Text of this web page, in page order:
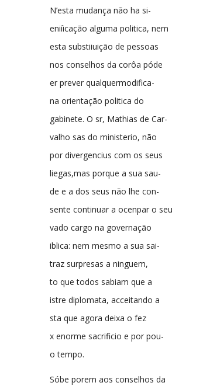
N’esta mudança não ha si-
eniíicação alguma politica, nem
esta substiiuição de pessoas
nos conselhos da corôa póde
er prever qualquermodifica-
na orientação politica do
gabinete. O sr, Mathias de Car-
valho sas do ministerio, não
por divergencius com os seus
liegas,mas porque a sua sau-
de e a dos seus não lhe con-
sente continuar a ocenpar o seu
vado cargo na governação
iblica: nem mesmo a sua sai-
traz surpresas a ninguem,
to que todos sabiam que a
istre diplomata, acceitando a
sta que agora deixa o fez
x enorme sacrificio e por pou-
o tempo.
Sóbe porem aos conselhos da